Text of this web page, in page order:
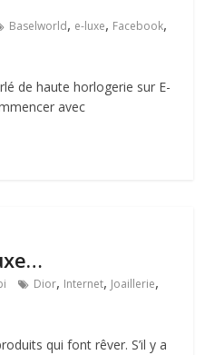
Baselworld, e-luxe, Facebook,
de haute horlogerie sur E-
avec
Dior, Internet, Joaillerie,
qui font rêver. S’il y a